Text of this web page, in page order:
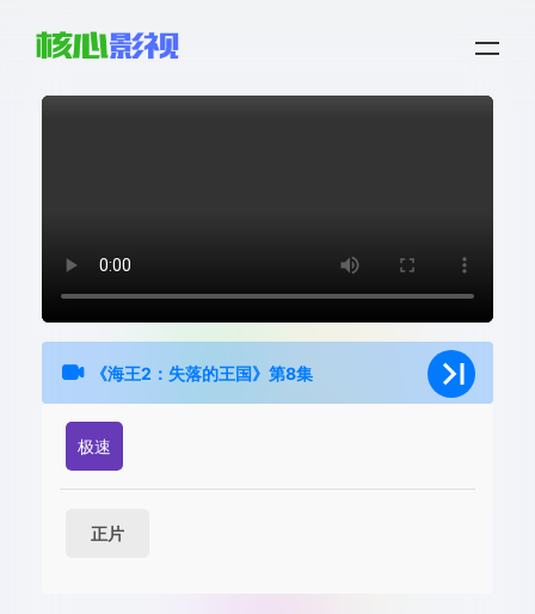
《海王2：失落的王国》第8集
极速
正片